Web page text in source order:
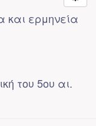
και ερμηνεία
του 5ου αι.